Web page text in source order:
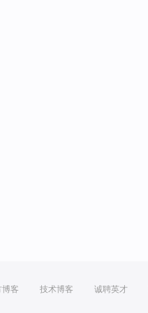
博客 技术博客 诚聘英才